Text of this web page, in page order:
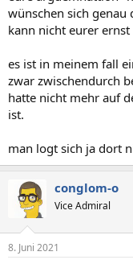
wünschen sich genau
kann nicht eurer ernst
es ist in meinem fall
zwar zwischendurch
hatte nicht mehr auf
ist.
man logt sich ja dort
conglom-o
Vice Admiral
8. Juni 2021